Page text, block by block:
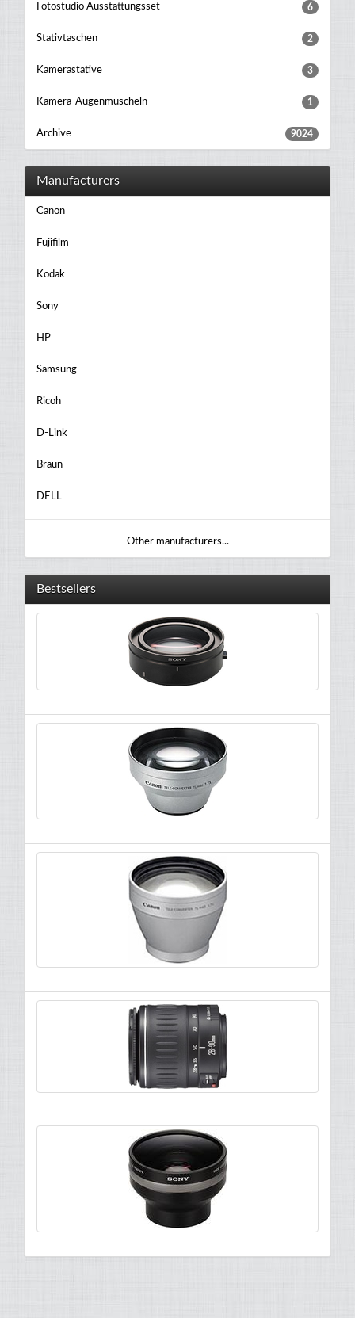
Fotostudio Ausstattungsset 6
Stativtaschen 2
Kamerastative 3
Kamera-Augenmuscheln 1
Archive 9024
Manufacturers
Canon
Fujifilm
Kodak
Sony
HP
Samsung
Ricoh
D-Link
Braun
DELL
Other manufacturers...
Bestsellers